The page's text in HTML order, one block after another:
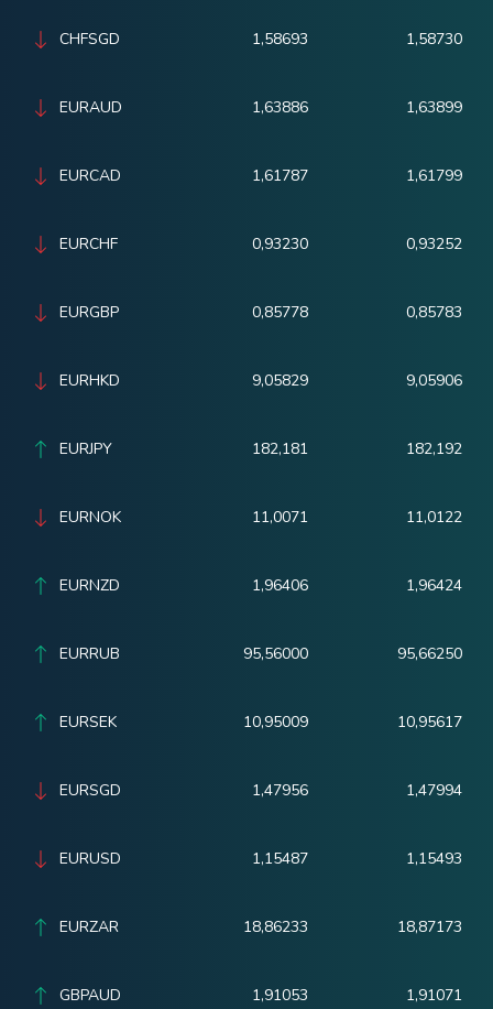
CHFSGD 1,58693 1,58730
EURAUD 1,63886 1,63899
EURCAD 1,61787 1,61799
EURCHF 0,93230 0,93252
EURGBP 0,85778 0,85783
EURHKD 9,05829 9,05906
EURJPY 182,181 182,192
EURNOK 11,0071 11,0122
EURNZD 1,96406 1,96424
EURRUB 95,56000 95,66250
EURSEK 10,95009 10,95617
EURSGD 1,47956 1,47994
EURUSD 1,15487 1,15493
EURZAR 18,86233 18,87173
GBPAUD 1,91053 1,91071